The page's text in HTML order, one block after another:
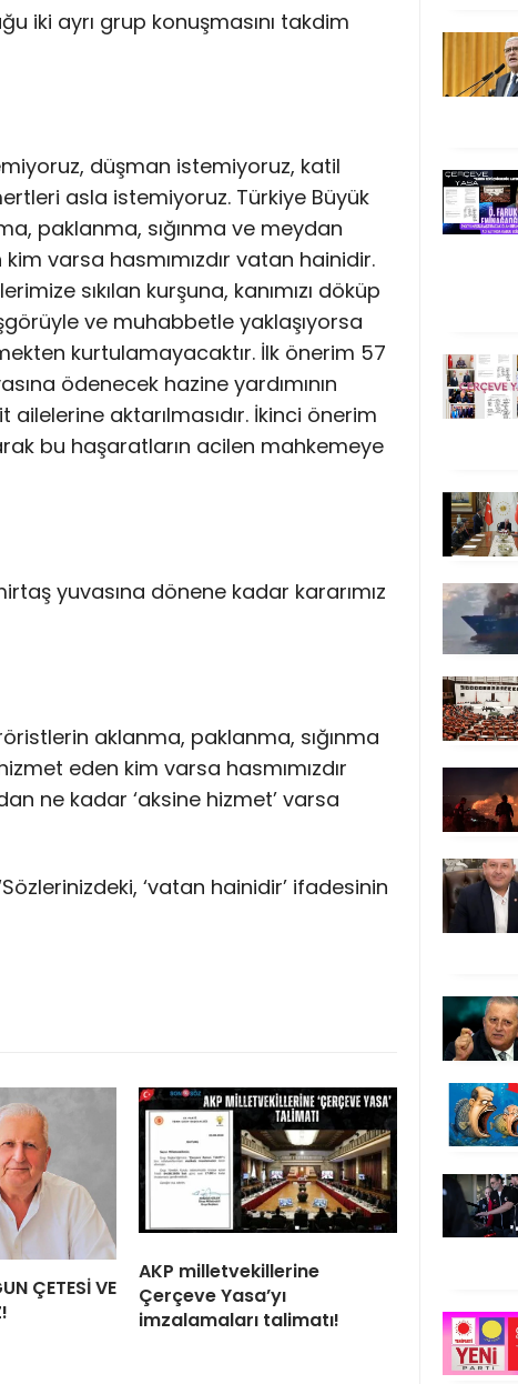
iki ayrı grup konuşmasını takdim
düşman istemiyoruz, katil
asla istemiyoruz. Türkiye Büyük
paklanma, sığınma ve meydan
varsa hasmımızdır vatan hainidir.
sıkılan kurşuna, kanımızı döküp
ve muhabbetle yaklaşıyorsa
kurtulamayacaktır. İlk önerim 57
ödenecek hazine yardımının
aktarılmasıdır. İkinci önerim
bu haşaratların acilen mahkemeye
yuvasına dönene kadar kararımız
aklanma, paklanma, sığınma
eden kim varsa hasmımızdır
ne kadar ‘aksine hizmet’ varsa
‘vatan hainidir’ ifadesinin
ÇETESİ VE
AKP milletvekillerine
Çerçeve Yasa’yı
imzalamaları talimatı!